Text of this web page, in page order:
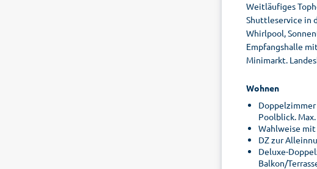
Weitläufiges
Shuttleservice in
Whirlpool,
Empfangshalle
Minimarkt.
Wohnen
Doppelzimmer
Poolblick. Max.
Wahlweise mit
DZ zur
Deluxe-
Balkon/